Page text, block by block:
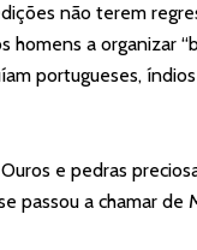
não terem
a organizar
portugueses,
e pedras
passou a chamar de